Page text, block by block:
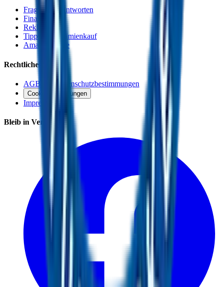
Fragen und Antworten
Finanzierung
Reklamation
Tipps zum Prämienkauf
Amazon Smile
Rechtliches
AGB und Datenschutzbestimmungen
Cookie Einstellungen
Impressum
Bleib in Verbindung